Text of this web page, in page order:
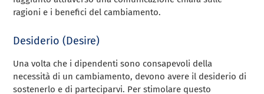
ragioni e i benefici del cambiamento.
Desiderio (Desire)
Una volta che i dipendenti sono consapevoli della
necessità di un cambiamento, devono avere il desiderio di
sostenerlo e di parteciparvi. Per stimolare questo